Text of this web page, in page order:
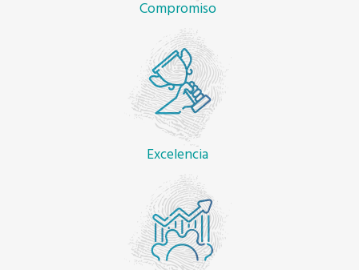
Compromiso
Excelencia